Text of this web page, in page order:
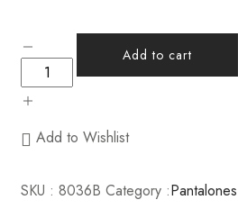
Add to cart
Add to Wishlist
SKU : 8036B Category :